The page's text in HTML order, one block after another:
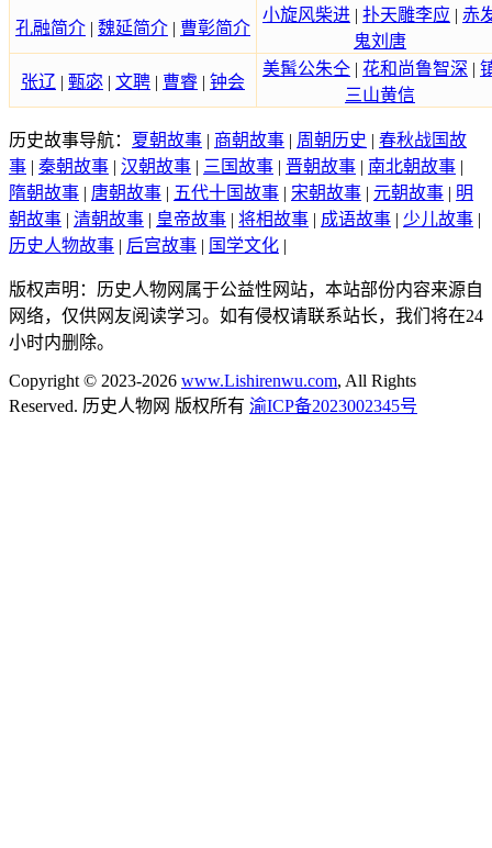
孔融简介 | 魏延简介 | 曹彰简介
小旋风柴进 | 扑天雕李应 | 赤
鬼刘唐
张辽 | 甄宓 | 文聘 | 曹睿 | 钟会
美髯公朱仝 | 花和尚鲁智深 |
三山黄信
历史故事导航： 夏朝故事 | 商朝故事 | 周朝历史 | 春秋战国故
事 | 秦朝故事 | 汉朝故事 | 三国故事 | 晋朝故事 | 南北朝故事 |
隋朝故事 | 唐朝故事 | 五代十国故事 | 宋朝故事 | 元朝故事 | 明
朝故事 | 清朝故事 | 皇帝故事 | 将相故事 | 成语故事 | 少儿故事 |
历史人物故事 | 后宫故事 | 国学文化 |
版权声明：历史人物网属于公益性网站，本站部份内容来源自
网络，仅供网友阅读学习。如有侵权请联系站长，我们将在24
小时内删除。
Copyright © 2023-2026 www.Lishirenwu.com, All Rights
Reserved. 历史人物网 版权所有 渝ICP备2023002345号